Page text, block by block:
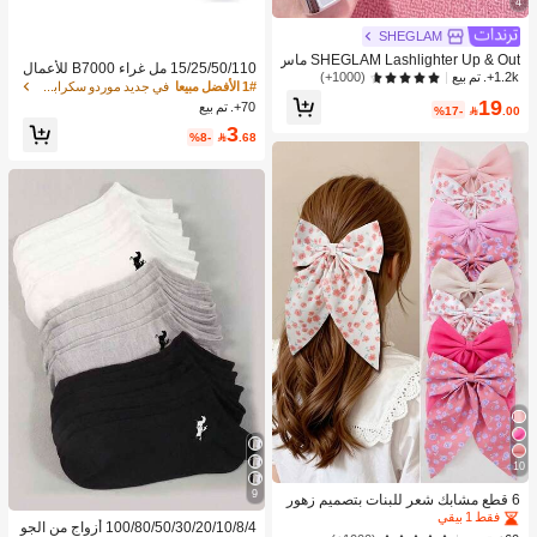
SHEGLAM
SHEGLAM Lashlighter Up & Out ماس
كارا ماسكرا ماركة تجميل ومكياج للنساء
1.2k+. تم بيع (1000+)
19.00
%17-
10
6 قطع مشابك شعر للبنات بتصميم زهور
صغيرة لامعة فضية من الشيفون الشبكي
مع فيونكة، إكسسوارات شعر للأطفال م
فقط 1 بيقي
15/25/50/110 مل غراء B7000 للأعمال
اليدوية DIY، غراء الراينستون & الحرف ال
يدوية لتزيين أغطية الرأس والمجوهرات و
الملابس والأحذية DIY
1# الأفضل مبيعا
70+. تم بيع
3.68
%8-
9
100/80/50/30/20/10/8/4 أزواج من الجو